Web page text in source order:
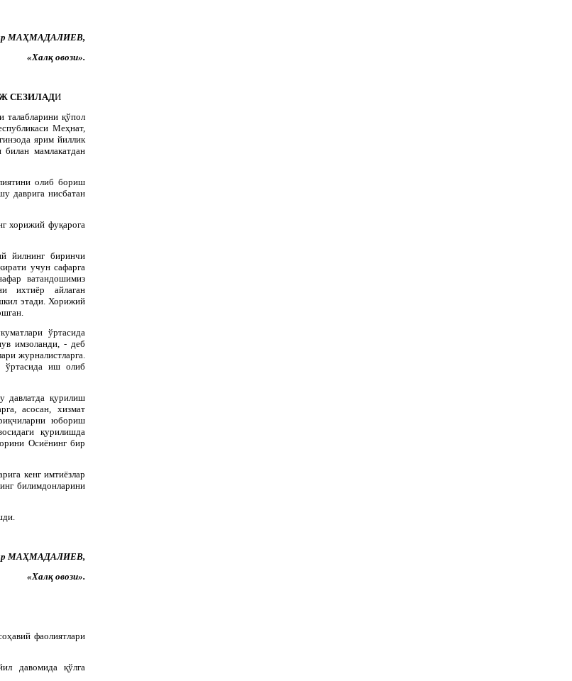
МАҲМАДАЛИЕВ,
«Халқ овози».
СЕЗИЛАДИ
қўпол
Меҳнат,
ярим йиллик
мамлакатдан
олиб бориш
даврига нисбатан
хорижий фуқарога
йилнинг биринчи
учун сафарга
ватандошимиз
ихтиёр айлаган
этади. Хорижий
ўртасида
имзоланди, - деб
журналистларга.
ўртасида иш олиб
давлатда қурилиш
асосан, хизмат
юбориш
қурилишда
Осиёнинг бир
кенг имтиёзлар
билимдонларини
МАҲМАДАЛИЕВ,
«Халқ овози».
фаолиятлари
давомида қўлга